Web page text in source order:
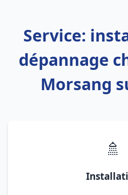
Service:
dépannage
Morsang
🚿